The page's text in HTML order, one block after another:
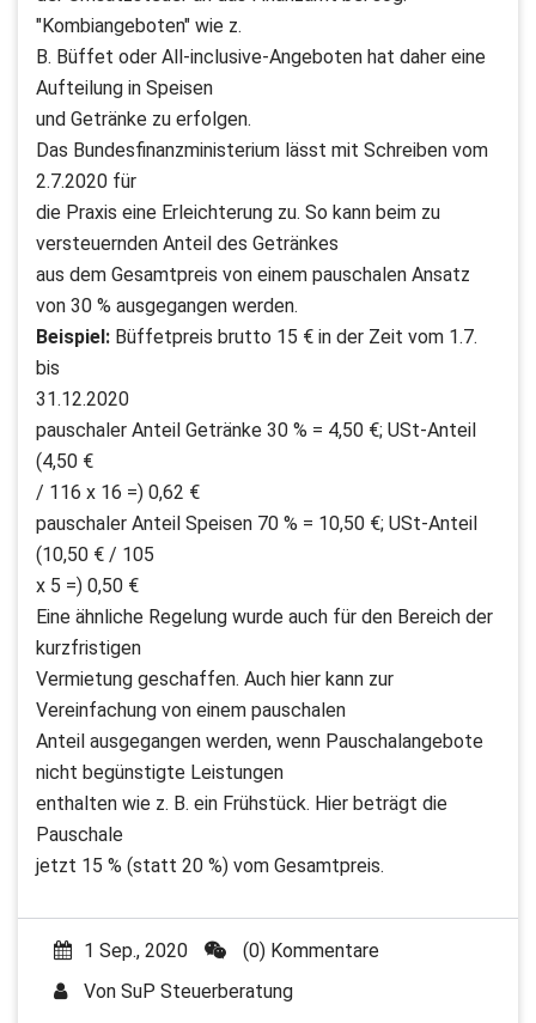
"Kombiangeboten" wie z.
B. Büffet oder All-inclusive-Angeboten hat daher eine
Aufteilung in Speisen
und Getränke zu erfolgen.
Das Bundesfinanzministerium lässt mit Schreiben vom
2.7.2020 für
die Praxis eine Erleichterung zu. So kann beim zu
versteuernden Anteil des Getränkes
aus dem Gesamtpreis von einem pauschalen Ansatz
von 30 % ausgegangen werden.
Beispiel: Büffetpreis brutto 15 € in der Zeit vom 1.7.
bis
31.12.2020
pauschaler Anteil Getränke 30 % = 4,50 €; USt-Anteil
(4,50 €
/ 116 x 16 =) 0,62 €
pauschaler Anteil Speisen 70 % = 10,50 €; USt-Anteil
(10,50 € / 105
x 5 =) 0,50 €
Eine ähnliche Regelung wurde auch für den Bereich der
kurzfristigen
Vermietung geschaffen. Auch hier kann zur
Vereinfachung von einem pauschalen
Anteil ausgegangen werden, wenn Pauschalangebote
nicht begünstigte Leistungen
enthalten wie z. B. ein Frühstück. Hier beträgt die
Pauschale
jetzt 15 % (statt 20 %) vom Gesamtpreis.
1 Sep., 2020
(0) Kommentare
Von SuP Steuerberatung